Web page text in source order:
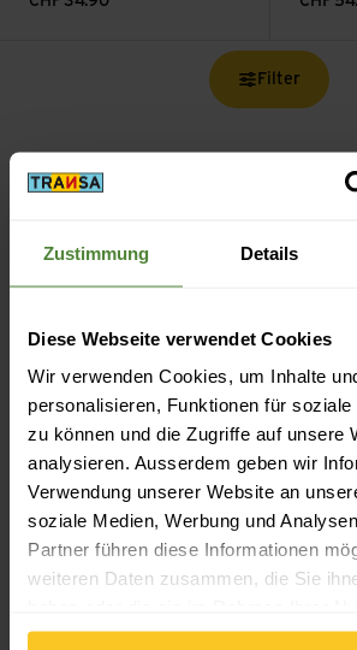
Zustimmung Details
Diese Webseite verwendet Cookies
Wir verwenden Cookies, um Inhalte
personalisieren, Funktionen für soziale
zu können und die Zugriffe auf unsere
analysieren. Ausserdem geben wir
Verwendung unserer Website an
soziale Medien, Werbung und
Partner führen diese Informationen
weiteren Daten zusammen, die Sie
gesammelt haben.
Filter
Kostenloser Versand ab
(Mit der
Sicheres Bezahlen mit Twint,